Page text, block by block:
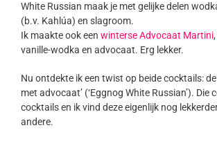
White Russian maak je met gelijke delen
(b.v. Kahlúa) en slagroom.
Ik maakte ook een winterse Advocaat Martini
vanille-wodka en advocaat. Erg lekker.
Nu ontdekte ik een twist op beide cocktails: de
met advocaat’ (‘Eggnog White Russian’). Die
cocktails en ik vind deze eigenlijk nog
andere.